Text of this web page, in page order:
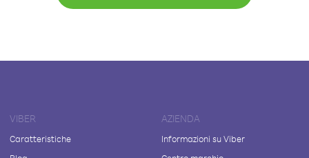
VIBER
Caratteristiche
AZIENDA
Informazioni su Viber